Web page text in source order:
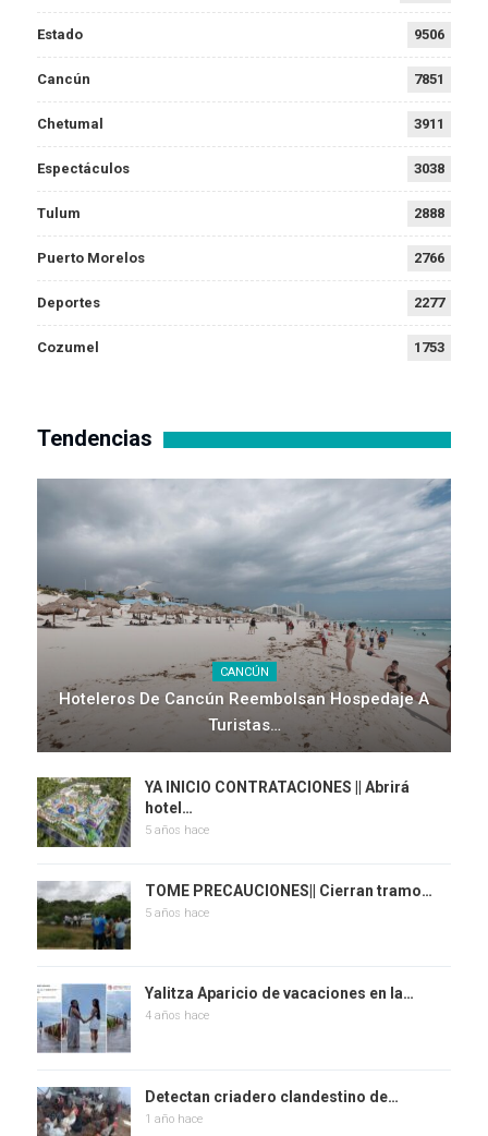
Estado 9506
Cancún 7851
Chetumal 3911
Espectáculos 3038
Tulum 2888
Puerto Morelos 2766
Deportes 2277
Cozumel 1753
Tendencias
CANCÚN
Hoteleros De Cancún Reembolsan Hospedaje A
Turistas…
YA INICIO CONTRATACIONES || Abrirá
hotel…
5 años hace
TOME PRECAUCIONES|| Cierran tramo…
5 años hace
Yalitza Aparicio de vacaciones en la…
4 años hace
Detectan criadero clandestino de…
1 año hace